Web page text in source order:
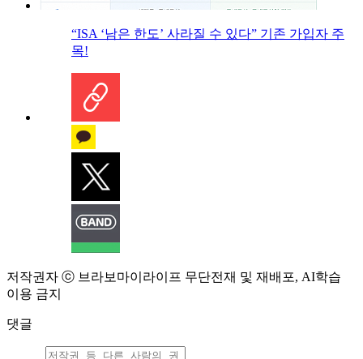
“ISA ‘남은 한도’ 사라질 수 있다” 기존 가입자 주
목!
저작권자 ⓒ 브라보마이라이프 무단전재 및 재배포, AI학습
이용 금지
댓글